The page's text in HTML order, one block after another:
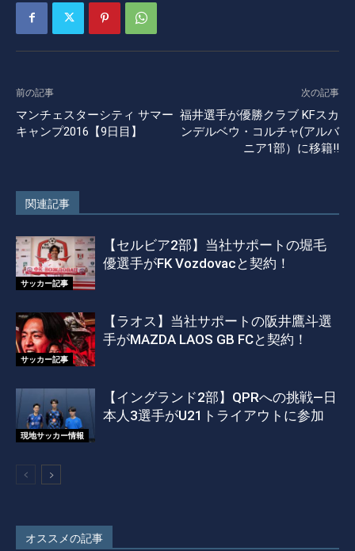
前の記事
マンチェスターシティ サマー
キャンプ2016【9日目】
次の記事
福井選手が優勝クラブ KFスカ
ンデルベウ・コルチャ(アルバ
ニア1部）に移籍!!
関連記事
サッカー記事
【セルビア2部】当社サポートの堀毛
優選手がFK Vozdovacと契約！
サッカー記事
【ラオス】当社サポートの阪井鷹斗選
手がMAZDA LAOS GB FCと契約！
現地サッカー情報
【イングランド2部】QPRへの挑戦―日
本人3選手がU21トライアウトに参加
オススメの記事